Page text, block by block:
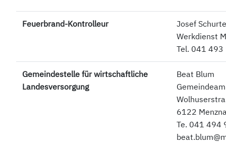
Feuerbrand-Kontrolleur
Josef
Werkdienst
Tel. 041
Gemeindestelle für wirtschaftliche
Landesversorgung
Beat Blum
6122
Te. 041 494